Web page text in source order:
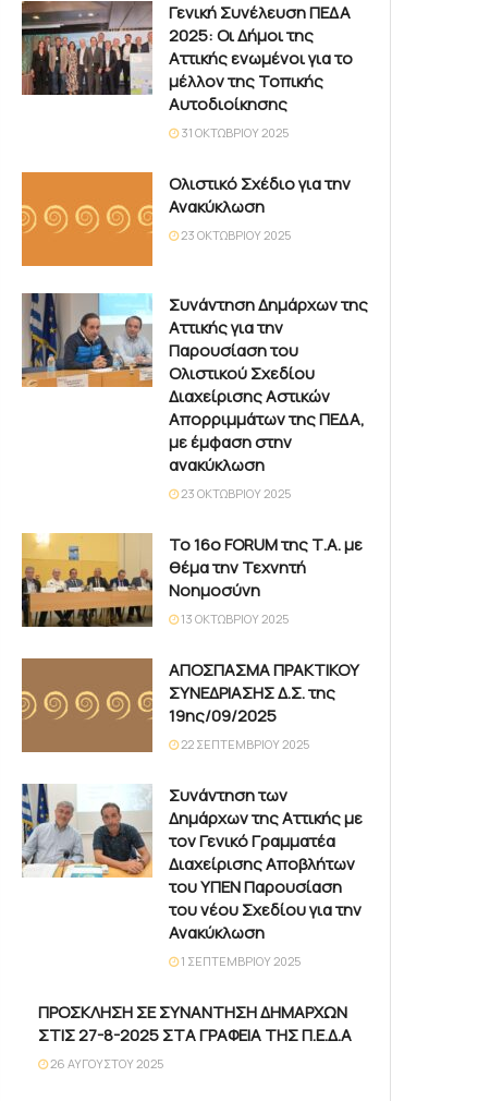
Γενική Συνέλευση ΠΕΔΑ
2025: Οι Δήμοι της
Αττικής ενωμένοι για το
μέλλον της Τοπικής
Αυτοδιοίκησης
31 ΟΚΤΩΒΡΊΟΥ 2025
Ολιστικό Σχέδιο για την
Ανακύκλωση
23 ΟΚΤΩΒΡΊΟΥ 2025
Συνάντηση Δημάρχων της
Αττικής για την
Παρουσίαση του
Ολιστικού Σχεδίου
Διαχείρισης Αστικών
Απορριμμάτων της ΠΕΔΑ,
με έμφαση στην
ανακύκλωση
23 ΟΚΤΩΒΡΊΟΥ 2025
Το 16ο FORUM της Τ.Α. με
θέμα την Τεχνητή
Νοημοσύνη
13 ΟΚΤΩΒΡΊΟΥ 2025
ΑΠΟΣΠΑΣΜΑ ΠΡΑΚΤΙΚΟΥ
ΣΥΝΕΔΡΙΑΣΗΣ Δ.Σ. της
19ης/09/2025
22 ΣΕΠΤΕΜΒΡΊΟΥ 2025
Συνάντηση των
Δημάρχων της Αττικής με
τον Γενικό Γραμματέα
Διαχείρισης Αποβλήτων
του ΥΠΕΝ Παρουσίαση
του νέου Σχεδίου για την
Ανακύκλωση
1 ΣΕΠΤΕΜΒΡΊΟΥ 2025
ΠΡΟΣΚΛΗΣΗ ΣΕ ΣΥΝΑΝΤΗΣΗ ΔΗΜΑΡΧΩΝ
ΣΤΙΣ 27-8-2025 ΣΤΑ ΓΡΑΦΕΙΑ ΤΗΣ Π.Ε.Δ.Α
26 ΑΥΓΟΎΣΤΟΥ 2025